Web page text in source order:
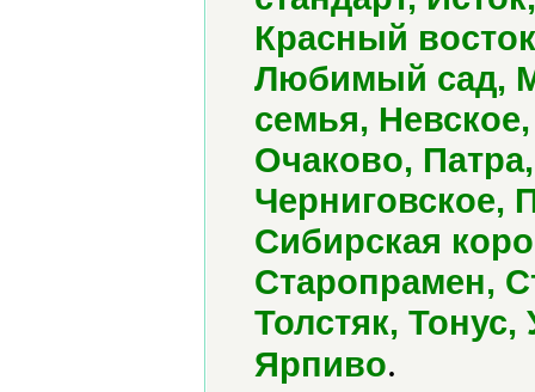
Красный
Любимый сад,
семья,
Очаково,
Черниговское,
Сибирская
Старопрамен,
Толстяк,
Ярпиво.